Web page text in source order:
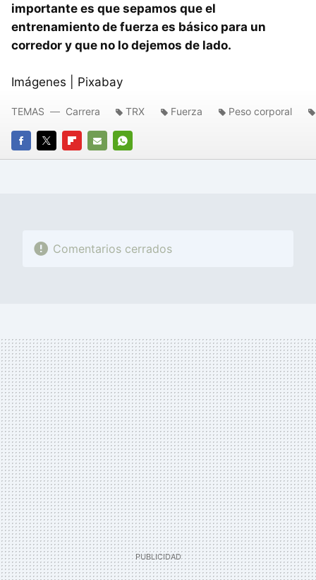
importante es que sepamos que el
entrenamiento de fuerza es básico para un
corredor y que no lo dejemos de lado.
Imágenes | Pixabay
FACEBOOK
TWITTERFLIPBOARD
E-
WHATSAPP
TEMAS Carrera TRX Fuerza Peso corporal
Comentarios cerrados